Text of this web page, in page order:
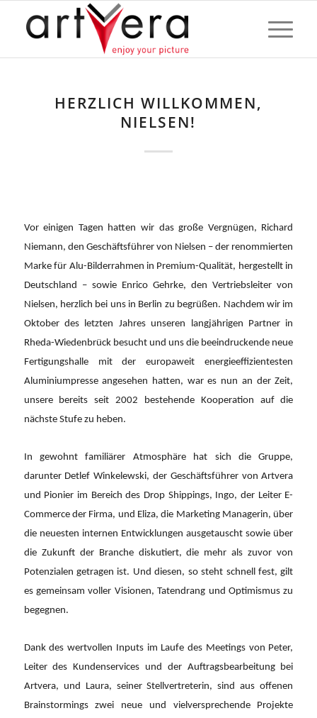
HERZLICH WILLKOMMEN,
NIELSEN!
Vor einigen Tagen hatten wir das große Vergnügen, Richard
Niemann, den Geschäftsführer von Nielsen – der renommierten
Marke für Alu-Bilderrahmen in Premium-Qualität, hergestellt in
Deutschland – sowie Enrico Gehrke, den Vertriebsleiter von
Nielsen, herzlich bei uns in Berlin zu begrüßen. Nachdem wir im
Oktober des letzten Jahres unseren langjährigen Partner in
Rheda-Wiedenbrück besucht und uns die beeindruckende neue
Fertigungshalle mit der europaweit energieeffizientesten
Aluminiumpresse angesehen hatten, war es nun an der Zeit,
unsere bereits seit 2002 bestehende Kooperation auf die
nächste Stufe zu heben.
In gewohnt familiärer Atmosphäre hat sich die Gruppe,
darunter Detlef Winkelewski, der Geschäftsführer von Artvera
und Pionier im Bereich des Drop Shippings, Ingo, der Leiter E-
Commerce der Firma, und Eliza, die Marketing Managerin, über
die neuesten internen Entwicklungen ausgetauscht sowie über
die Zukunft der Branche diskutiert, die mehr als zuvor von
Potenzialen getragen ist. Und diesen, so steht schnell fest, gilt
es gemeinsam voller Visionen, Tatendrang und Optimismus zu
begegnen.
Dank des wertvollen Inputs im Laufe des Meetings von Peter,
Leiter des Kundenservices und der Auftragsbearbeitung bei
Artvera, und Laura, seiner Stellvertreterin, sind aus offenen
Brainstormings zwei neue und vielversprechende Projekte